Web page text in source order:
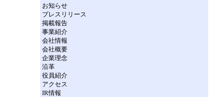
お知らせ
プレスリリース
掲載報告
事業紹介
会社情報
会社概要
企業理念
沿革
役員紹介
アクセス
IR情報